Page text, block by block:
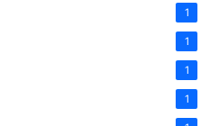
1
1
1
1